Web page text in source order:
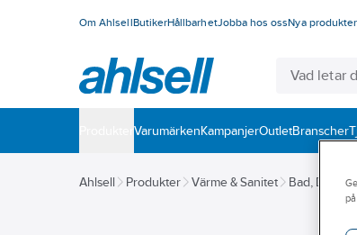
Om AhlsellButikerHållbarhetJobba hos ossNya produkter
VarumärkenKampanjerOutletBranscher
Ahlsell Produkter Värme & Sanitet Bad,